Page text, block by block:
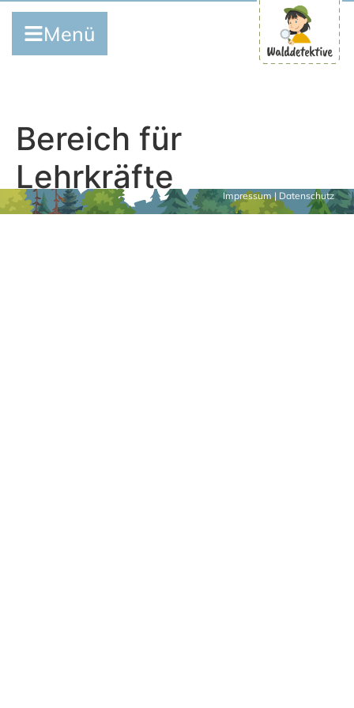
Menü
Bereich für
Lehrkräfte
Impressum| Datenschutz